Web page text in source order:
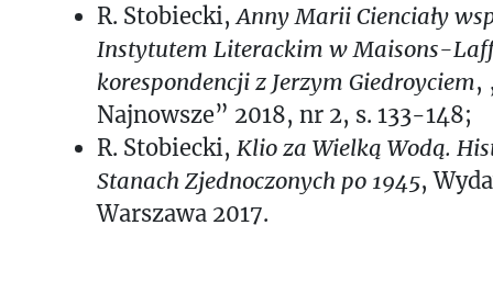
R. Stobiecki, Anny Marii Cienciały
Instytutem Literackim w Maisons-
korespondencji z Jerzym Giedroyciem,
Najnowsze” 2018, nr 2, s. 133-148;
R. Stobiecki, Klio za Wielką Wodą.
Stanach Zjednoczonych po 1945,
Warszawa 2017.